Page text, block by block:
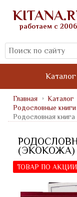
работаем с
Каталог
Главная Каталог
Родословные книги
Родословная
(ЭКОКОЖА)
ТОВАР ПО АКЦИИ